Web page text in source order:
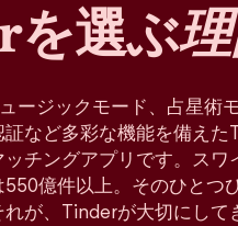
選ぶ
ージックモード、占星術
など多彩な機能を備え
チングアプリです。ス
億件以上。そのひとつ
が、Tinderが大切にして